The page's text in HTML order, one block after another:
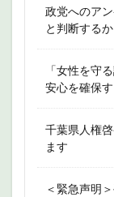
政党へのア
と判断する
「女性を守
安心を確保
千葉県人権
ます
＜緊急声明